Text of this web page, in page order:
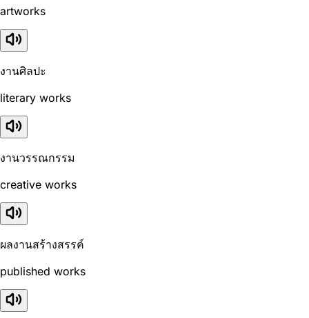
artworks
งานศิลปะ
literary works
งานวรรณกรรม
creative works
ผลงานสร้างสรรค์
published works